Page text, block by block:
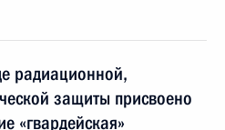
радиационной,
защиты присвоено
«гвардейская»